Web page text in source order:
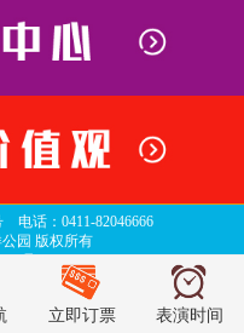
电话：0411-82046666
园 版权所有
top
立即订票 表演时间